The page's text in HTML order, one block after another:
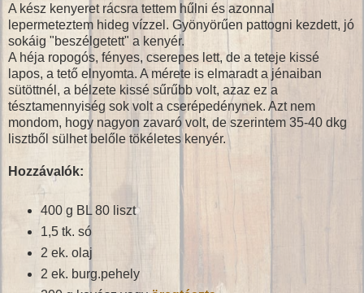
A kész kenyeret rácsra tettem hűlni és azonnal
lepermeteztem hideg vízzel. Gyönyörűen pattogni kezdett, jó
sokáig "beszélgetett" a kenyér.
A héja ropogós, fényes, cserepes lett, de a teteje kissé
lapos, a tető elnyomta. A mérete is elmaradt a jénaiban
sütöttnél, a bélzete kissé sűrűbb volt, azaz ez a
tésztamennyiség sok volt a cserépedénynek. Azt nem
mondom, hogy nagyon zavaró volt, de szerintem 35-40 dkg
lisztből sülhet belőle tökéletes kenyér.
Hozzávalók:
400 g BL 80 liszt
1,5 tk. só
2 ek. olaj
2 ek. burg.pehely